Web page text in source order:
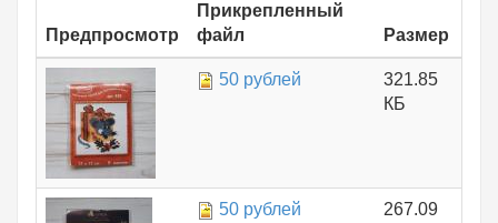
Предпросмотр
Прикрепленный
файл
Размер
50 рублей
321.85
КБ
50 рублей
267.09